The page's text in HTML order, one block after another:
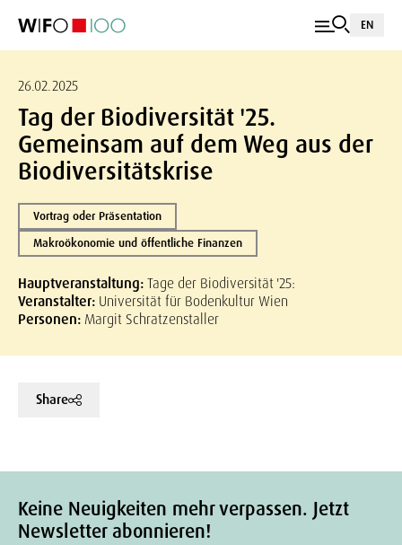
EN
26.02.2025
Tag der Biodiversität '25.
Gemeinsam auf dem Weg aus der
Biodiversitätskrise
Vortrag oder Präsentation
Makroökonomie und öffentliche Finanzen
Hauptveranstaltung:Tage der Biodiversität '25:
Veranstalter: Universität für Bodenkultur Wien
Personen: Margit Schratzenstaller
Share
Keine Neuigkeiten mehr verpassen. Jetzt
Newsletter abonnieren!